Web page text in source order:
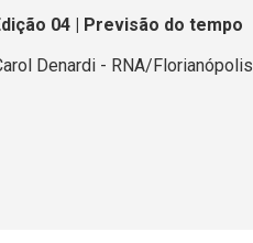
04 | Previsão do tempo
Denardi - RNA/Florianópolis